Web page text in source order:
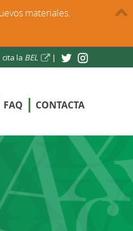
cita la BEL |
FAQ CONTACTA
materiales.